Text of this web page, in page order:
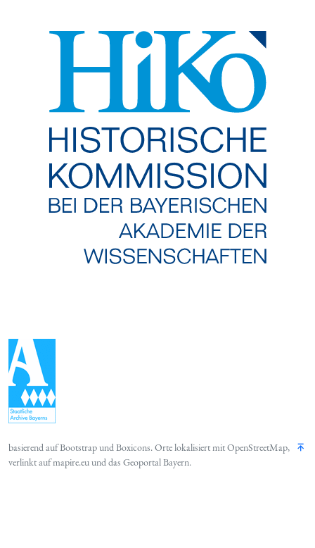
basierend aufBootstrapundBoxicons. Orte lokalisiert mitOpenStreetMap,
verlinkt aufmapire.euund das Geoportal Bayern.